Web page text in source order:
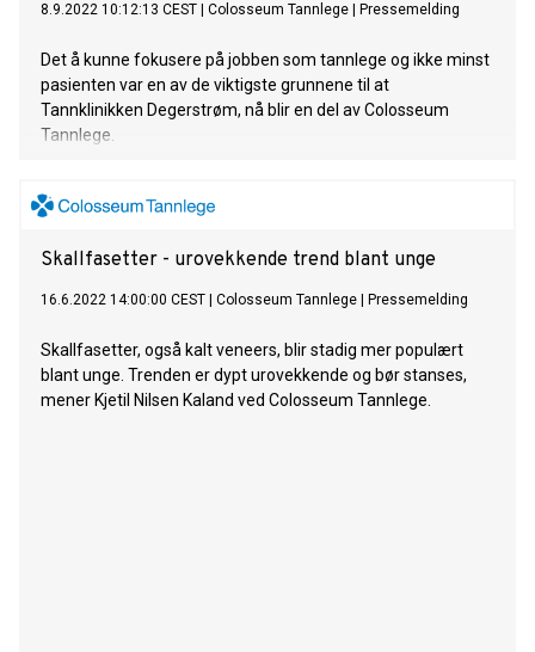
8.9.2022 10:12:13 CEST Colosseum Tannlege Pressemelding
Det å kunne fokusere på jobben som tannlege og ikke minst
pasienten var en av de viktigste grunnene til at
Tannklinikken Degerstrøm, nå blir en del av Colosseum
Tannlege.
Skallfasetter - urovekkende trend blant unge
16.6.2022 14:00:00 CEST Colosseum Tannlege Pressemelding
Skallfasetter, også kalt veneers, blir stadig mer populært
blant unge. Trenden er dypt urovekkende og bør stanses,
mener Kjetil Nilsen Kaland ved Colosseum Tannlege.